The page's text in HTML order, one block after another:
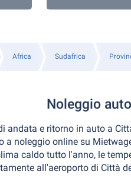
Africa Sudafrica
Noleggio
andata e ritorno in auto a
a noleggio online su
caldo tutto l'anno, le
all'aeroporto di Città